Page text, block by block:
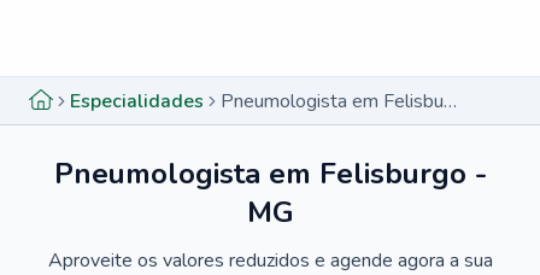
Especialidades Pneumologista em Felisburgo - MG
Pneumologista em Felisburgo -
MG
Aproveite os valores reduzidos e agende agora a sua